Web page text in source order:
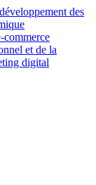
des
commerce
et de la
digital